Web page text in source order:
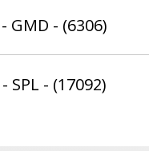
GMD - (6306)
SPL - (17092)